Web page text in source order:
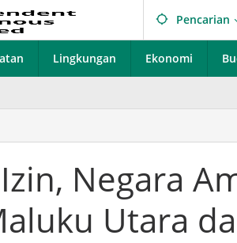
Pencarian
Lingkungan Ekonomi
Negara
Utara